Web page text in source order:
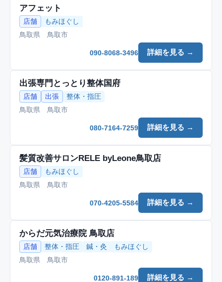
アフェット
店舗
もみほぐし
鳥取県 鳥取市
詳細を見る →
090-8068-3496
出張専門とっとり整体国府
店舗 出張
整体・指圧
鳥取県 鳥取市
詳細を見る →
080-7164-7259
髪質改善サロンRELE byLeone鳥取店
店舗
もみほぐし
鳥取県 鳥取市
詳細を見る →
070-4205-5584
からだ元気治療院 鳥取店
店舗 整体・指圧 鍼・灸
もみほぐし
鳥取県 鳥取市
詳細を見る →
0120-891-189